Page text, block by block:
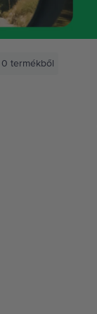
0 termékből